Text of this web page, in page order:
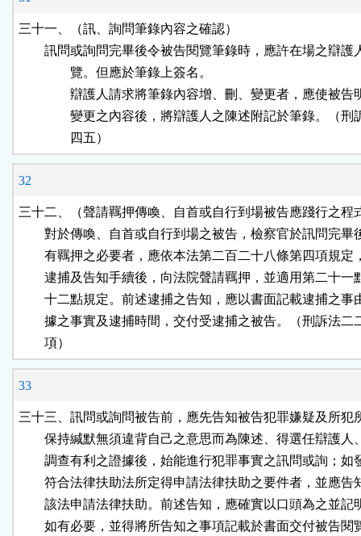
三十一、（訊、詢問筆錄內容之確認）
訊問或詢問完畢後令被告閱覽筆錄時，應許在場之辯護
覽。但應於筆錄上簽名。
辯護人請求將筆錄內容增、刪、變更者，應使被告
變更之內容後，將辯護人之陳述附記於筆錄。（刑
32
三十二、（聲請羈押傳喚、自首或自行到場被告應踐行之程
對於傳喚、自首或自行到場之被告，檢察官於訊問完畢
有羈押之必要者，應依本法第二百二十八條第四項規定
逮捕及告知手續後，向法院聲請羈押，並適用第二十一
十二點規定。前述逮捕之告知，應以書面記載逮捕之事
據之事實及逮捕時間，交付受逮捕之被告。（刑訴法二
        項）
33
三十三、訊問或詢問被告前，應先告知被告犯罪嫌疑及所犯
保持緘默無須違背自己之意思而為陳述、得選任辯護人
調查有利之證據後，始能進行犯罪事實之訊問或詢；如
符合法律扶助法所定得申請法律扶助之要件者，並應告
該法申請法律扶助。前述告知，應確實以口頭為之並記
如有必要，並得將所告知之事項記載於書面交付被告閱